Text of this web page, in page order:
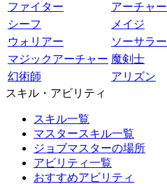
ファイター
アーチャー
シーフ
メイジ
ウォリアー
ソーサラー
マジックアーチャー 魔剣士
幻術師
アリズン
スキル・アビリティ
スキル一覧
マスタースキル一覧
ジョブマスターの場所
アビリティ一覧
おすすめアビリティ